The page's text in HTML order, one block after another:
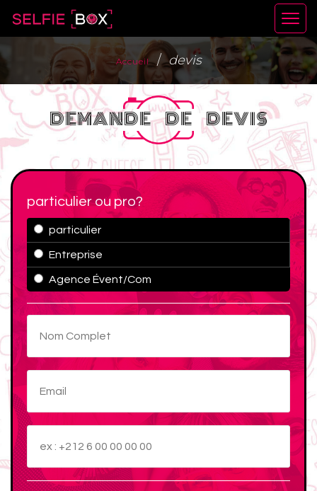
Accueil devis
DEMANDE DE DEVIS
particulier ou pro?
particulier
Entreprise
Agence Évent/Com